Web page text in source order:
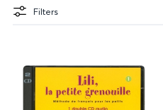
Filters